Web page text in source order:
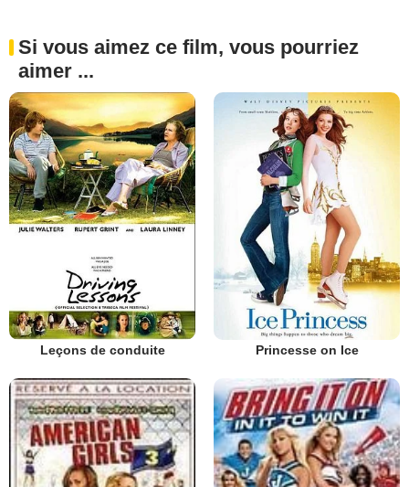
Si vous aimez ce film, vous pourriez
aimer ...
Leçons de conduite Princesse on Ice